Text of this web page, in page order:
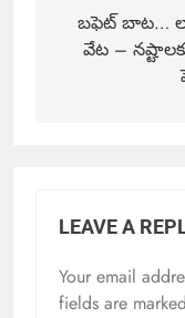
బఫెట్ బాట…
వేట –
LEAVE A
Your email
fields are marked